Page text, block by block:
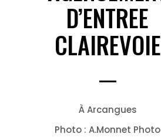
D’ENTREE
CLAIREVOIE
À Arcangues
Photo : A.Monnet Photo